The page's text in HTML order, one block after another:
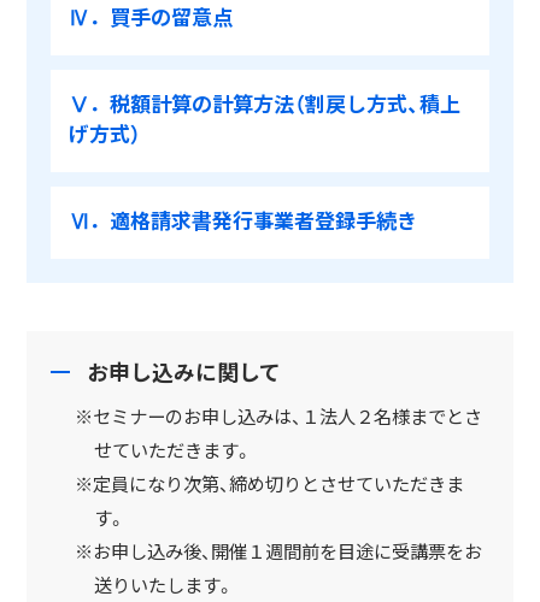
Ⅳ．買手の留意点
Ⅴ．税額計算の計算方法（割戻し方式、積上
げ方式）
Ⅵ．適格請求書発行事業者登録手続き
お申し込みに関して
※セミナーのお申し込みは、１法人２名様までとさ
せていただきます。
※定員になり次第、締め切りとさせていただきま
す。
※お申し込み後、開催１週間前を目途に受講票をお
送りいたします。